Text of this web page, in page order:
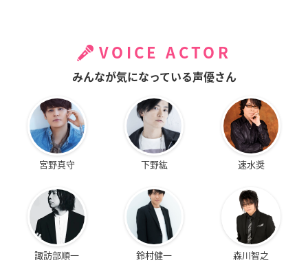
VOICE ACTOR
みんなが気になっている声優さん
宮野真守 下野紘 速水奨
諏訪部順一 鈴村健一 森川智之